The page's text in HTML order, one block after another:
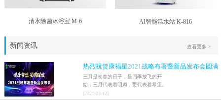
清水除菌沐浴宝 M-6 AI智能活水站 K-816
新闻资讯
热烈祝贺康福星2021战略布署暨新品发布会圆满
结束！！
三月是初春的日子，是四季放飞的开
始，三月代表着明媚，更代表着希望。
2021年3月9日，家人们激情澎湃地迎来
[2021-03-12]
查看更多 >